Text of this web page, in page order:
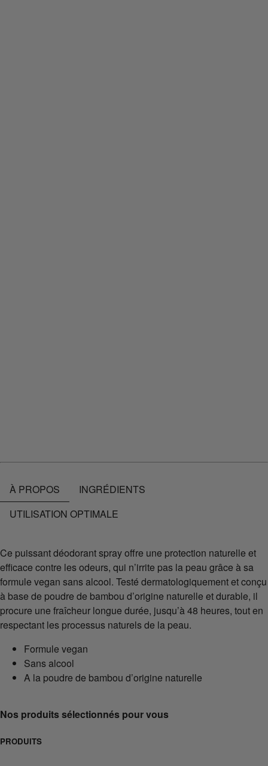
À PROPOS
INGRÉDIENTS
UTILISATION OPTIMALE
Ce puissant déodorant spray offre une protection naturelle et
efficace contre les odeurs, qui n’irrite pas la peau grâce à sa
formule vegan sans alcool. Testé dermatologiquement et conçu
à base de poudre de bambou d’origine naturelle et durable, il
procure une fraîcheur longue durée, jusqu’à 48 heures, tout en
respectant les processus naturels de la peau.
Formule vegan
Sans alcool
A la poudre de bambou d’origine naturelle
Nos produits sélectionnés pour vous
PRODUITS